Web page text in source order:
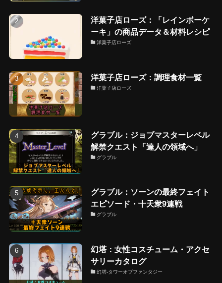
洋菓子店ローズ：「レインボーケ
ーキ」の商品データ＆材料レシピ
洋菓子店ローズ
洋菓子店ローズ：調理食材一覧
洋菓子店ローズ
グラブル：ジョブマスターレベル
解禁クエスト「達人の領域へ」
グラブル
グラブル：ソーンの最終フェイト
エピソード・十天衆9連戦
グラブル
幻塔：女性コスチューム・アクセ
サリーカタログ
幻塔-タワーオブファンタジー